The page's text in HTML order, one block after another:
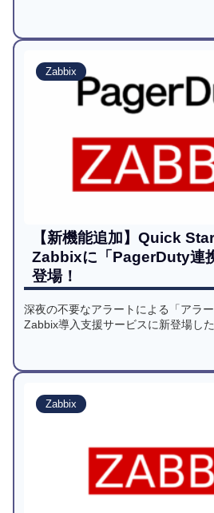
定や障害対応の自動化を実演。
セミナーです。
Zabbix
【新機能追加】Quick
Zabbixに「PagerDuty連
登場！
深夜の不要なアラートによる「アラ
Zabbix導入支援サービスに新登場し
ション』をご紹介します。AIによる
軽減する新しいインシデント対応の
Zabbix